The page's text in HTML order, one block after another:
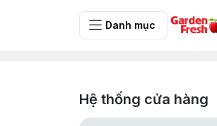
Danh mục
Hệ thống cửa hàng